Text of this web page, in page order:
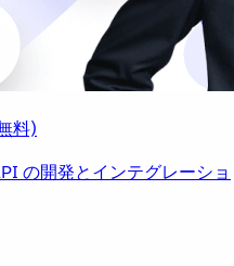
料)
の開発とインテグレーショ